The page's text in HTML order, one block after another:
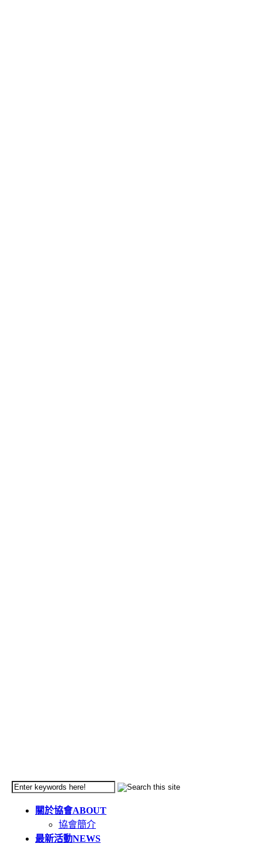
關於協會ABOUT
協會簡介
最新活動NEWS